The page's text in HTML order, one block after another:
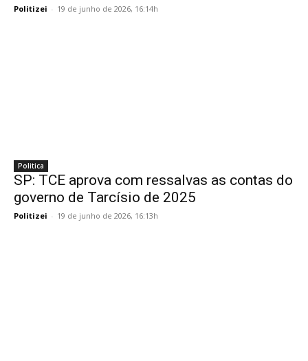
Politizei - 19 de junho de 2026, 16:14h
Politica
SP: TCE aprova com ressalvas as contas do
governo de Tarcísio de 2025
Politizei - 19 de junho de 2026, 16:13h